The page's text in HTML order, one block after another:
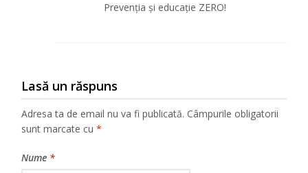
Prevenția și educație ZERO!
Lasă un răspuns
Adresa ta de email nu va fi publicată. Câmpurile obligatorii
sunt marcate cu*
Nume *